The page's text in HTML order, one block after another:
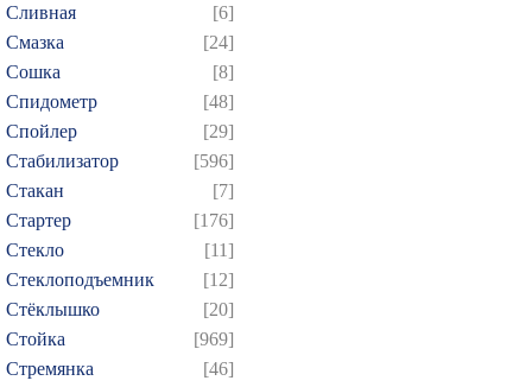
Сливная
[6]
Смазка
[24]
Сошка
[8]
Спидометр
[48]
Спойлер
[29]
Стабилизатор
[596]
Стакан
[7]
Стартер
[176]
Стекло
[11]
Стеклоподъемник
[12]
Стёклышко
[20]
Стойка
[969]
Стремянка
[46]